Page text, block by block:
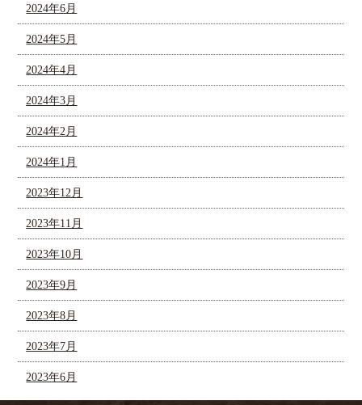
2024年6月
2024年5月
2024年4月
2024年3月
2024年2月
2024年1月
2023年12月
2023年11月
2023年10月
2023年9月
2023年8月
2023年7月
2023年6月